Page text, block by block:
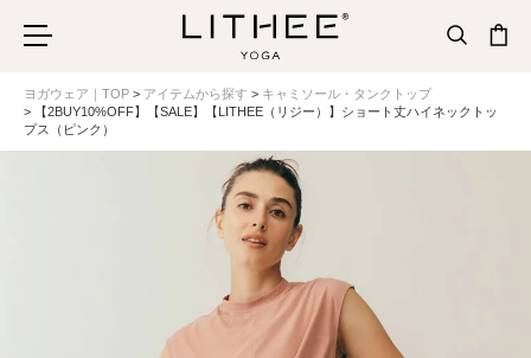
ヨガウェア｜TOP アイテムから探す
キャミソール・タンクトップ
【2BUY10%OFF】【SALE】【LITHEE（リジー）】ショート丈ハイネックトッ
プス（ピンク）